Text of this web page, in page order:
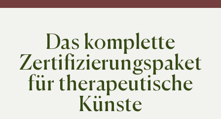
Das komplette
Zertifizierungspaket
für therapeutische
Künste